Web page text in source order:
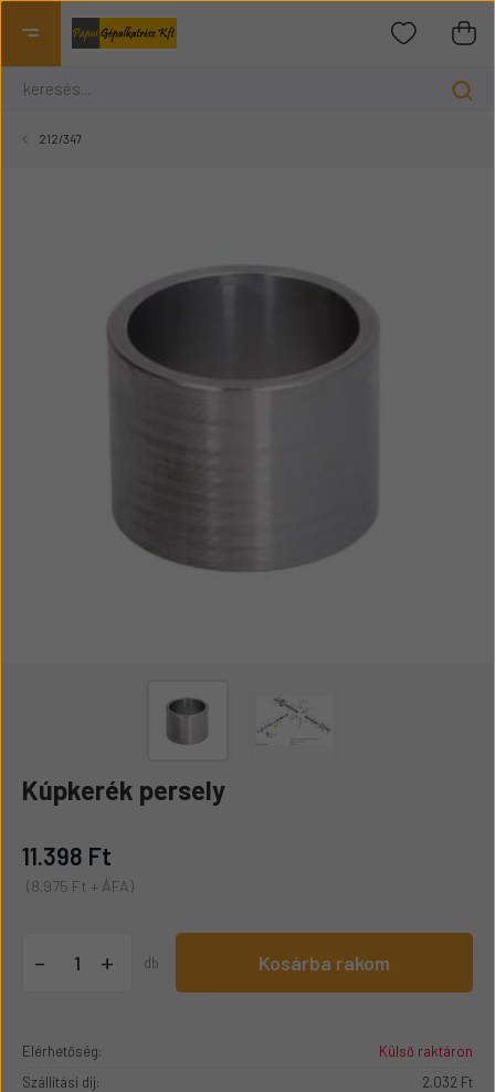
212/347
Kúpkerék persely
11.398 Ft
(8.975 Ft + ÁFA)
- + db Kosárba rakom
Elérhetőség:
Külső raktáron
Szállítási díj:
2.032 Ft